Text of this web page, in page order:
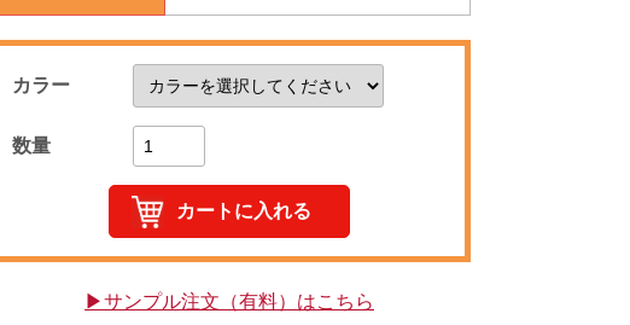
カラー
数量
▶サンプル注文（有料）はこちら